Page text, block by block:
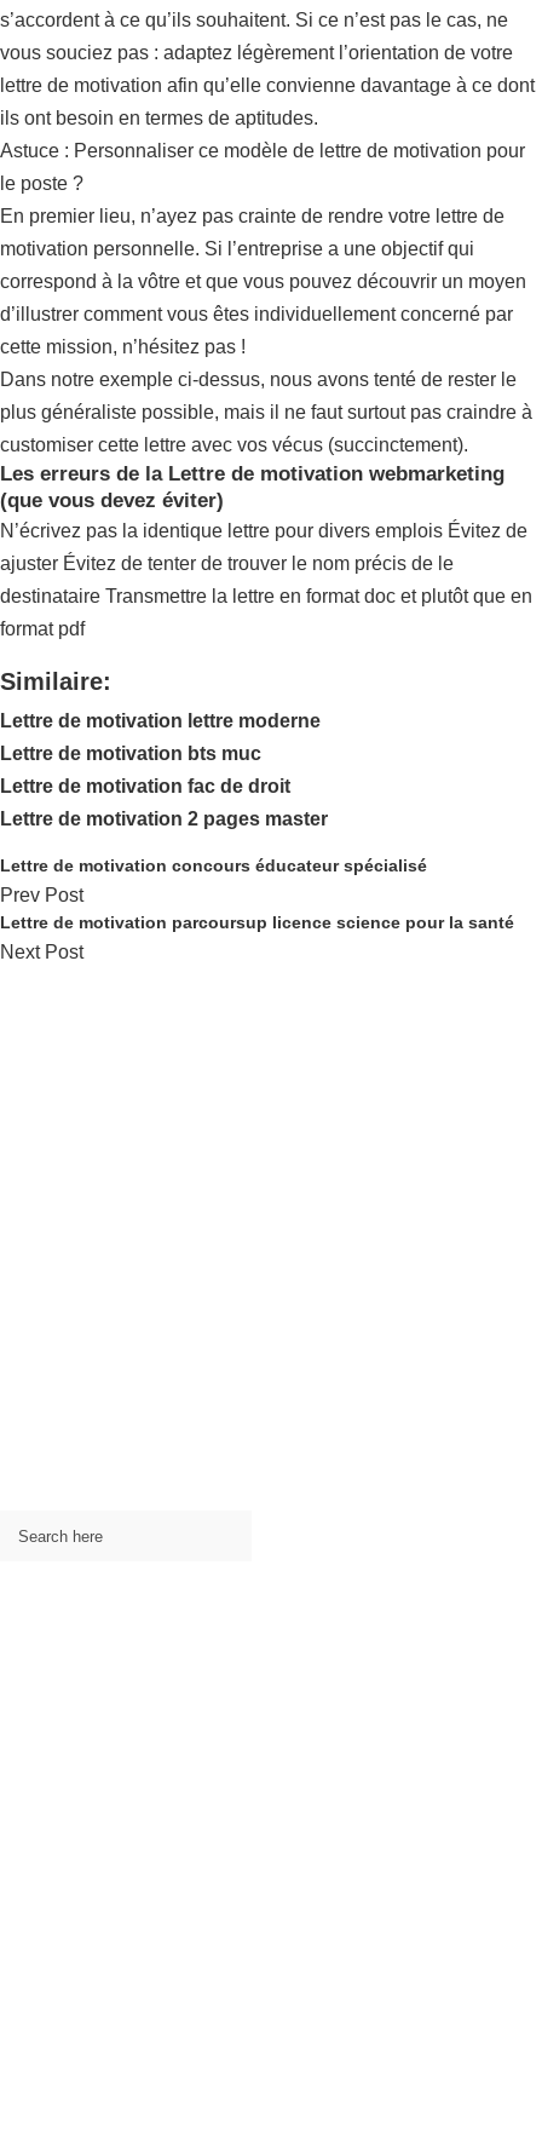
s’accordent à ce qu’ils souhaitent. Si ce n’est pas le cas, ne
vous souciez pas : adaptez légèrement l’orientation de votre
lettre de motivation afin qu’elle convienne davantage à ce dont
ils ont besoin en termes de aptitudes.
Astuce : Personnaliser ce modèle de lettre de motivation pour
le poste ?
En premier lieu, n’ayez pas crainte de rendre votre lettre de
motivation personnelle. Si l’entreprise a une objectif qui
correspond à la vôtre et que vous pouvez découvrir un moyen
d’illustrer comment vous êtes individuellement concerné par
cette mission, n’hésitez pas !
Dans notre exemple ci-dessus, nous avons tenté de rester le
plus généraliste possible, mais il ne faut surtout pas craindre à
customiser cette lettre avec vos vécus (succinctement).
Les erreurs de la Lettre de motivation webmarketing
(que vous devez éviter)
N’écrivez pas la identique lettre pour divers emplois Évitez de
ajuster Évitez de tenter de trouver le nom précis de le
destinataire Transmettre la lettre en format doc et plutôt que en
format pdf
Similaire:
Lettre de motivation lettre moderne
Lettre de motivation bts muc
Lettre de motivation fac de droit
Lettre de motivation 2 pages master
Lettre de motivation concours éducateur spécialisé
Prev Post
Lettre de motivation parcoursup licence science pour la santé
Next Post